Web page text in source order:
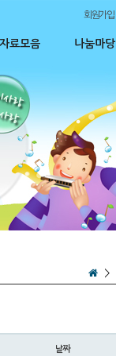
회원가입
료모음 나눔마당
>
날짜